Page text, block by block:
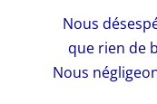
Nous
que rien de
Nous